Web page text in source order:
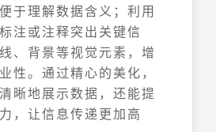
于理解数据含义；利用
注或注释突出关键信
、背景等视觉元素，增
性。通过精心的美化，
晰地展示数据，还能提
，让信息传递更加高